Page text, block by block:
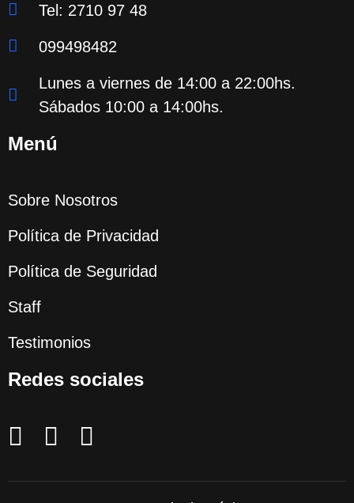
Tel: 2710 97 48
099498482
Lunes a viernes de 14:00 a 22:00hs.
Sábados 10:00 a 14:00hs.
Menú
Sobre Nosotros
Política de Privacidad
Política de Seguridad
Staff
Testimonios
Redes sociales